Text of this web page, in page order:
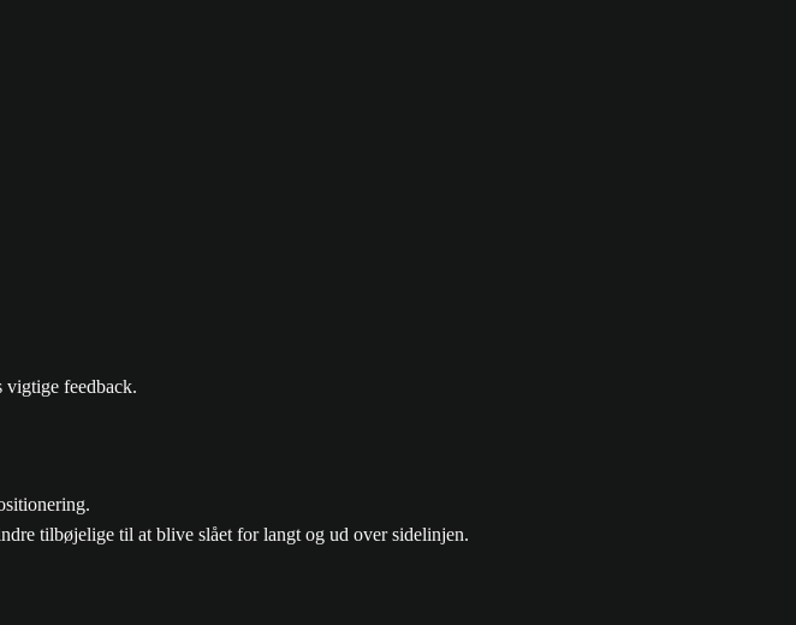
feedback.
tilbøjelige til at blive slået for langt og ud over sidelinjen.